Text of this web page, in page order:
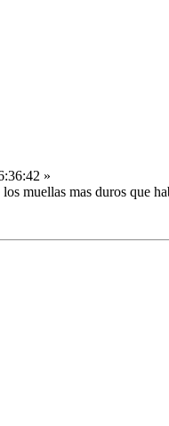
»
muellas mas duros que